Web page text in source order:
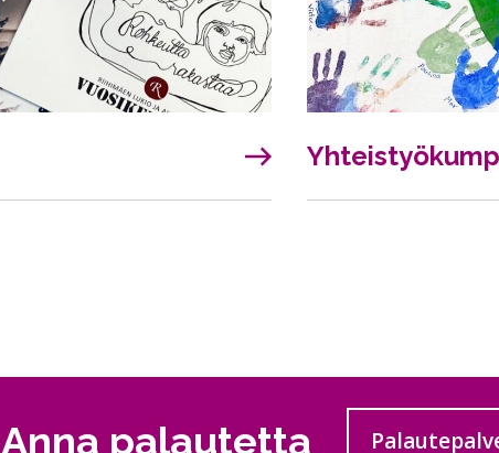
Anna palautetta